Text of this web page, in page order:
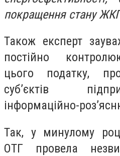
покращення стану
Також експерт
постійно
цього податку,
суб’єктів
інформаційно-
Так, у минулому
ОТГ провела